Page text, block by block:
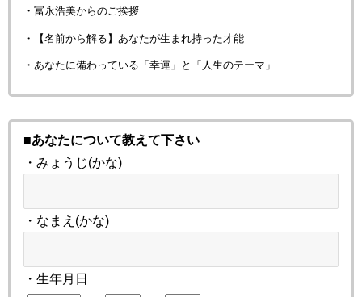
・冨永浩美からのご挨拶
・【名前から解る】あなたが生まれ持った才能
・あなたに備わっている「幸運」と「人生のテーマ」
■あなたについて教えて下さい
・みょうじ(かな)
・なまえ(かな)
・生年月日